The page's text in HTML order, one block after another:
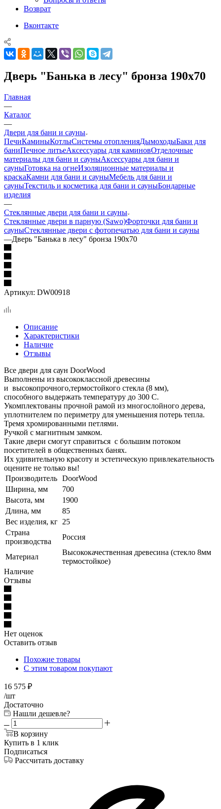
Возврат
Вконтакте
Дверь "Банька в лесу" бронза 190х70
Главная
—
Каталог
—
Двери для бани и сауны
ПечиКаминыКотлыСистемы отопленияДымоходыБаки для
баниПечное литьеАксессуары для каминовОтделочные
материалы для бани и сауныАксессуары для бани и
сауныГотовка на огнеИзоляционные материалы и
краскаКамни для бани и сауныМебель для бани и
сауныТекстиль и косметика для бани и сауныБондарные
изделия
—
Стеклянные двери для бани и сауны
Стеклянные двери в парную (Sawo)Форточки для бани и
сауныСтеклянные двери с фотопечатью для бани и сауны
—Дверь "Банька в лесу" бронза 190х70
Артикул: DW00918
Описание
Характеристики
Наличие
Отзывы
Все двери для саун DoorWood
Выполнены из высококлассной древесины
и высокопрочного,термостойкого стекла (8 мм),
способного выдержать температуру до 300 С.
Укомплектованы прочной рамой из многослойного дерева,
уплотнителем по периметру для уменьшения потерь тепла.
Тремя хромированными петлями.
Ручкой с магнитным замком.
Такие двери смогут справиться с большим потоком
посетителей в общественных банях.
Их удивительную красоту и эстетическую привлекательность
оцените не только вы!
Производитель DoorWood
Ширина, мм
700
Высота, мм
1900
Длина, мм
85
Вес изделия, кг 25
Страна
производства
Россия
Материал
Высококачественная древесина (стекло 8мм
термостойкое)
Наличие
Отзывы
Нет оценок
Оставить отзыв
Похожие товары
С этим товаром покупают
16 575 ₽
/шт
Достаточно
Нашли дешевле?
В корзину
Купить в 1 клик
Подписаться
Рассчитать доставку